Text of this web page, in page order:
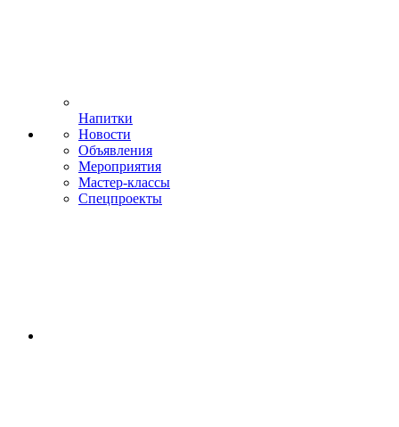
Напитки
Новости
Объявления
Мероприятия
Мастер-классы
Спецпроекты